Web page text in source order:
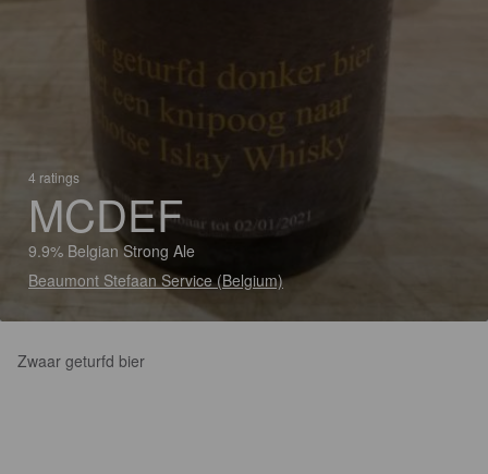
4 ratings
MCDEF
9.9% Belgian Strong Ale
Beaumont Stefaan Service (Belgium)
Zwaar geturfd bier